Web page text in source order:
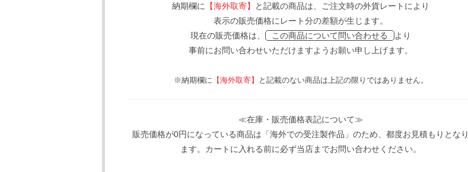
納期欄に 【海外取寄】
と記載の商品は、ご注文時の外貨レートにより
表示の販売価格にレート分の差額が生じます。
現在の販売価格は、
この商品について問い合わせる
より
事前にお問い合わせいただけますようお願い申し上げます。
※納期欄に 【海外取寄】 と記載のない商品は上記の限りではありません。
≪在庫・販売価格表記について≫
販売価格が0円になっている商品は「海外での受注製作品」のため、都度お見積もりとなり
ます。カートに入れる前に必ず当店までお問い合わせください。